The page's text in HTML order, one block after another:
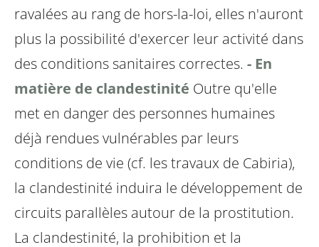
ravalées au rang de hors-la-loi, elles n'auront
plus la possibilité d'exercer leur activité dans
des conditions sanitaires correctes. - En
matière de clandestinité Outre qu'elle
met en danger des personnes humaines
déjà rendues vulnérables par leurs
conditions de vie (cf. les travaux de Cabiria),
la clandestinité induira le développement de
circuits parallèles autour de la prostitution.
La clandestinité, la prohibition et la